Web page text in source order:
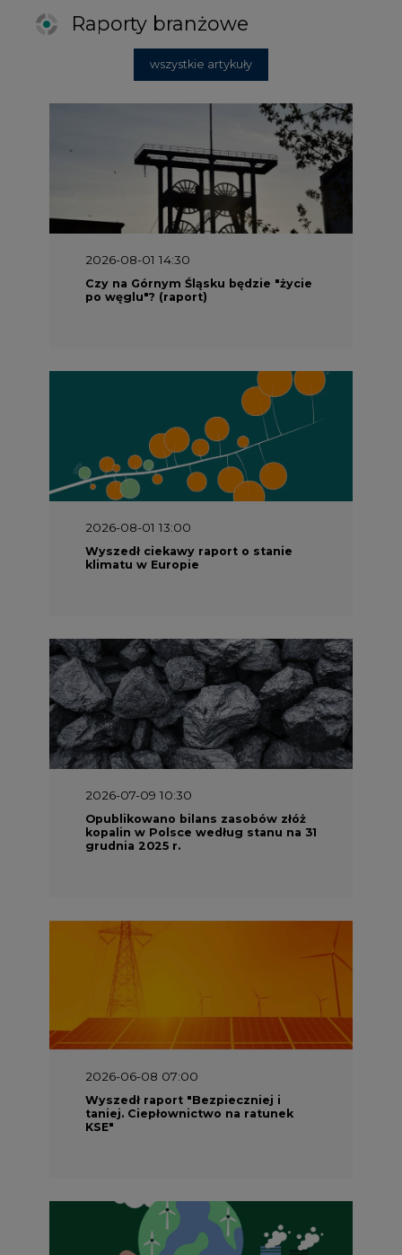
Raporty branżowe
wszystkie artykuły
2026-08-01 14:30
Czy na Górnym Śląsku będzie "życie
po węglu"? (raport)
2026-08-01 13:00
Wyszedł ciekawy raport o stanie
klimatu w Europie
2026-07-09 10:30
Opublikowano bilans zasobów złóż
kopalin w Polsce według stanu na 31
grudnia 2025 r.
2026-06-08 07:00
Wyszedł raport "Bezpieczniej i
taniej. Ciepłownictwo na ratunek
KSE"